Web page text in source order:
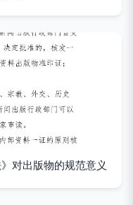
对出版物的规范意义